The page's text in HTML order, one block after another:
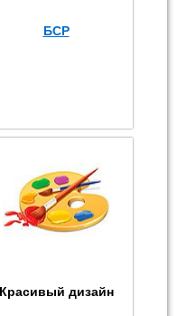
БСР
Красивый дизайн